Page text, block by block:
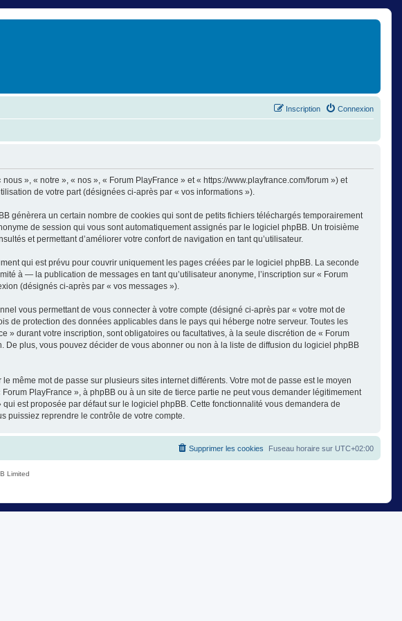
Connexion
Inscription
», « notre », « nos », « Forum PlayFrance » et « https://www.playfrance.com/forum ») et
de votre part (désignées ci-après par « vos informations »).
génèrera un certain nombre de cookies qui sont de petits fichiers téléchargés temporairement
de session qui vous sont automatiquement assignés par le logiciel phpBB. Un troisième
et permettant d’améliorer votre confort de navigation en tant qu’utilisateur.
qui est prévu pour couvrir uniquement les pages créées par le logiciel phpBB. La seconde
à — la publication de messages en tant qu’utilisateur anonyme, l’inscription sur « Forum
(désignés ci-après par « vos messages »).
vous permettant de vous connecter à votre compte (désigné ci-après par « votre mot de
de protection des données applicables dans le pays qui héberge notre serveur. Toutes les
» durant votre inscription, sont obligatoires ou facultatives, à la seule discrétion de « Forum
plus, vous pouvez décider de vous abonner ou non à la liste de diffusion du logiciel phpBB
même mot de passe sur plusieurs sites internet différents. Votre mot de passe est le moyen
PlayFrance », à phpBB ou à un site de tierce partie ne peut vous demander légitimement
est proposée par défaut sur le logiciel phpBB. Cette fonctionnalité vous demandera de
puissiez reprendre le contrôle de votre compte.
Fuseau horaire sur UTC+02:00
Supprimer les cookies
Limited